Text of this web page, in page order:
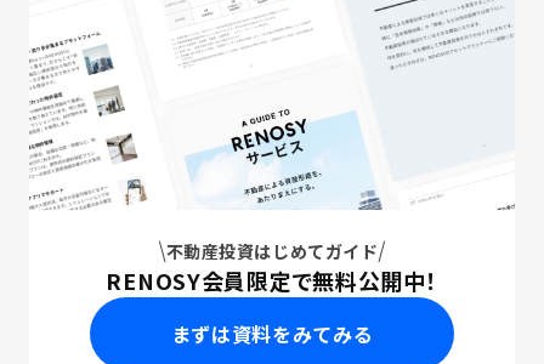
不動産投資はじめてガイド
RENOSY会員限定で無料公開中！
まずは資料をみてみる